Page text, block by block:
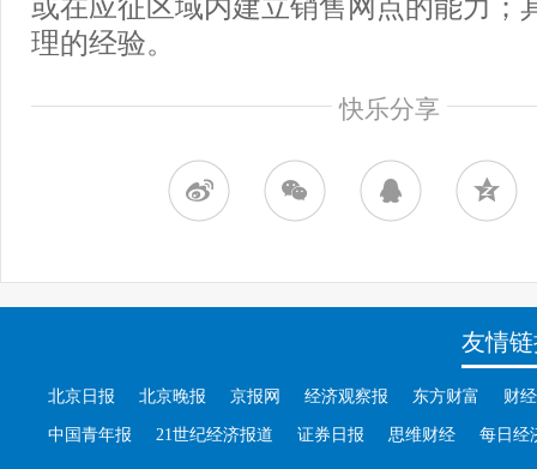
理的经验。
快乐分享
友情
北京日报 北京晚报 京报网 经济观察报 东方财富 财
中国青年报 21世纪经济报道 证券日报 思维财经 每日经